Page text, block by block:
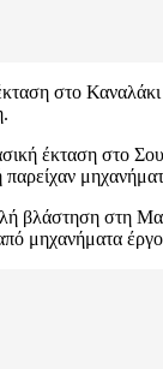
στο
έκταση στο
βλάστηση στη
μηχανήματα